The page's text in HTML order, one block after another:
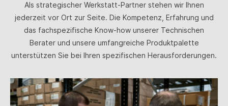
Als strategischer Werkstatt-Partner stehen wir Ihnen
jederzeit vor Ort zur Seite. Die Kompetenz, Erfahrung und
das fachspezifische Know-how unserer Technischen
Berater und unsere umfangreiche Produktpalette
unterstützen Sie bei Ihren spezifischen Herausforderungen.